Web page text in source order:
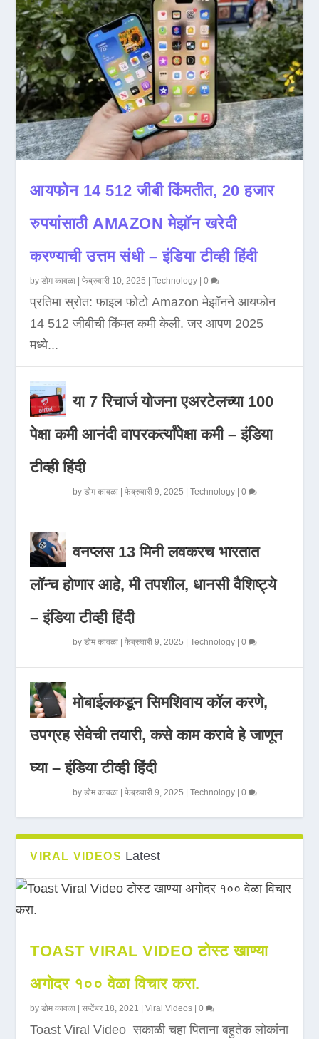
आयफोन 14 512 जीबी किंमतीत, 20 हजार
रुपयांसाठी AMAZON मेझॉन खरेदी
करण्याची उत्तम संधी – इंडिया टीव्ही हिंदी
byडोम कावळा |फेब्रुवारी 10, 2025 |Technology |0
प्रतिमा स्रोत: फाइल फोटो Amazon मेझॉनने आयफोन
14 512 जीबीची किंमत कमी केली. जर आपण 2025
मध्ये...
या 7 रिचार्ज योजना एअरटेलच्या 100
पेक्षा कमी आनंदी वापरकर्त्यांपेक्षा कमी – इंडिया
टीव्ही हिंदी
byडोम कावळा |फेब्रुवारी 9, 2025 |Technology |0
वनप्लस 13 मिनी लवकरच भारतात
लॉन्च होणार आहे, मी तपशील, धानसी वैशिष्ट्ये
– इंडिया टीव्ही हिंदी
byडोम कावळा |फेब्रुवारी 9, 2025 |Technology |0
मोबाईलकडून सिमशिवाय कॉल करणे,
उपग्रह सेवेची तयारी, कसे काम करावे हे जाणून
घ्या – इंडिया टीव्ही हिंदी
byडोम कावळा |फेब्रुवारी 9, 2025 |Technology |0
VIRAL VIDEOS Latest
TOAST VIRAL VIDEO टोस्ट खाण्या
अगोदर १०० वेळा विचार करा.
byडोम कावळा |सप्टेंबर 18, 2021 |Viral Videos |0
Toast Viral Video सकाळी चहा पिताना बहुतेक लोकांना